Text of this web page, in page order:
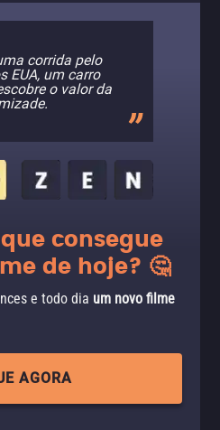
corrida pelo
EUA, um carro
o valor da
consegue
de hoje? 🤔
e todo dia um novo filme
AGORA